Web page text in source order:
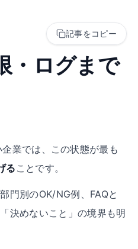
記事をコピー
・ログまで
業では、この状態が最も
ることです。
門別のOK/NG例、FAQと
決めないこと」の境界も明